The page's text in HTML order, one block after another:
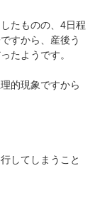
たものの、4日程
すから、産後う
たようです。
的現象ですから
してしまうこと